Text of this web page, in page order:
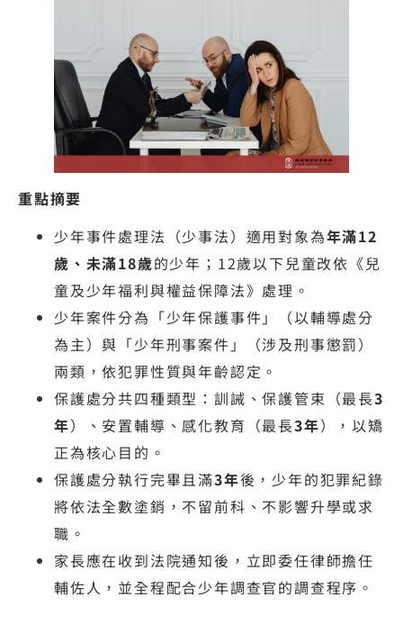
重點摘要
少年事件處理法（少事法）適用對象為年滿12
歲、未滿18歲的少年；12歲以下兒童改依《兒
童及少年福利與權益保障法》處理。
少年案件分為「少年保護事件」（以輔導處分
為主）與「少年刑事案件」（涉及刑事懲罰）
兩類，依犯罪性質與年齡認定。
保護處分共四種類型：訓誡、保護管束（最長3
年）、安置輔導、感化教育（最長3年），以矯
正為核心目的。
保護處分執行完畢且滿3年後，少年的犯罪紀錄
將依法全數塗銷，不留前科、不影響升學或求
職。
家長應在收到法院通知後，立即委任律師擔任
輔佐人，並全程配合少年調查官的調查程序。